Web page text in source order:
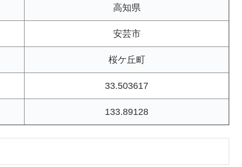
高知県
安芸市
桜ケ丘町
33.503617
133.89128